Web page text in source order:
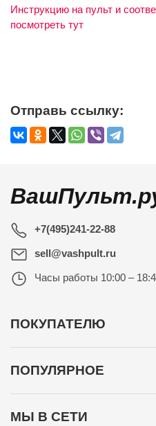
Инструкцию на пульт и
посмотреть тут
Отправь ссылку:
+7(495)241-22-88
sell@vashpult.ru
Часы работы 10:00 –
ПОКУПАТЕЛЮ
ПОПУЛЯРНОЕ
МЫ В СЕТИ